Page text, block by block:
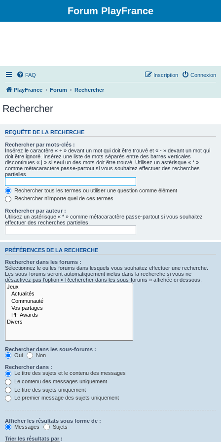
Forum PlayFrance
FAQ Connexion
Inscription
PlayFrance Forum Rechercher
Rechercher
REQUÊTE DE LA RECHERCHE
Rechercher par mots-clés :
Insérez le caractère « + » devant un mot qui doit être trouvé et « - » devant un mot qui
doit être ignoré. Insérez une liste de mots séparés entre des barres verticales
discontinues « | » si seul un des mots doit être trouvé. Utilisez un astérisque « * »
comme métacaractère passe-partout si vous souhaitez effectuer des recherches
partielles.
Rechercher tous les termes ou utiliser une question comme élément
Rechercher n’importe quel de ces termes
Rechercher par auteur :
Utilisez un astérisque « * » comme métacaractère passe-partout si vous souhaitez
effectuer des recherches partielles.
PRÉFÉRENCES DE LA RECHERCHE
Rechercher dans les forums :
Sélectionnez le ou les forums dans lesquels vous souhaitez effectuer une recherche.
Les sous-forums seront automatiquement inclus dans la recherche si vous ne
désactivez pas l’option « Rechercher dans les sous-forums » affichée ci-dessous.
Rechercher dans les sous-forums :
Oui
Non
Rechercher dans :
Le titre des sujets et le contenu des messages
Le contenu des messages uniquement
Le titre des sujets uniquement
Le premier message des sujets uniquement
Afficher les résultats sous forme de :
Messages
Sujets
Trier les résultats par :